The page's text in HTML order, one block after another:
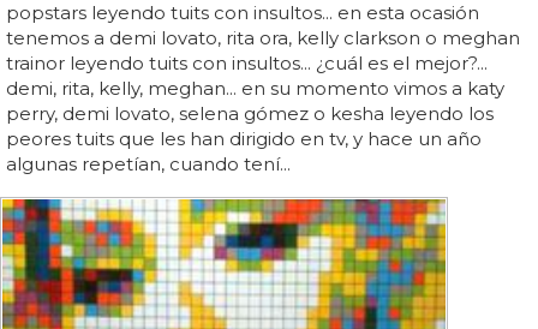
popstars leyendo tuits con insultos... en esta ocasión
tenemos a demi lovato, rita ora, kelly clarkson o meghan
trainor leyendo tuits con insultos... ¿cuál es el mejor?...
demi, rita, kelly, meghan... en su momento vimos a katy
perry, demi lovato, selena gómez o kesha leyendo los
peores tuits que les han dirigido en tv, y hace un año
algunas repetían, cuando tení...